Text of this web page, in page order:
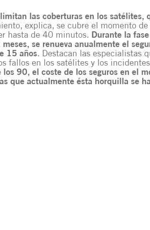
las coberturas en los satélites,
explica, se cubre el momento de
hasta de 40 minutos. Durante la
se renueva anualmente el
15 años. Destacan las especialistas
fallos en los satélites y los
los 90, el coste de los seguros en el
que actualmente ésta horquilla se ha